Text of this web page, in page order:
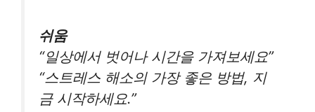
쉬움
“일상에서 벗어나 시간을 가져보세요”
“스트레스 해소의 가장 좋은 방법, 지
금 시작하세요.”